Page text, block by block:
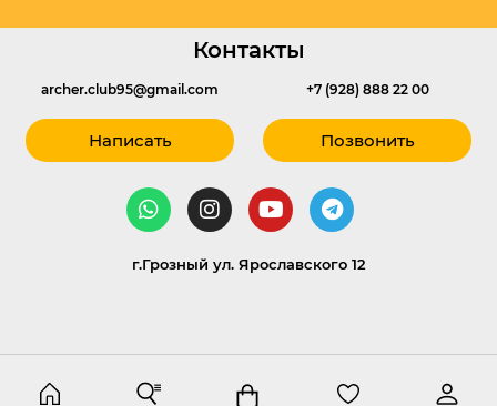
Контакты
archer.club95@gmail.com
Написать
+7 (928) 888 22 00
Позвонить
г.Грозный ул. Ярославского 12